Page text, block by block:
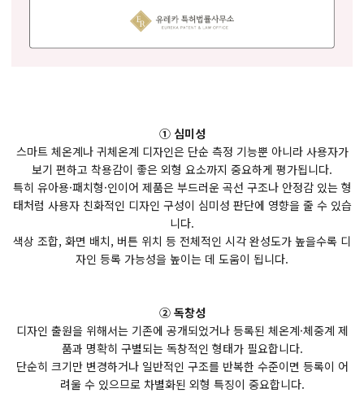
① 심미성
스마트 체온계나 귀체온계 디자인은 단순 측정 기능뿐 아니라 사용자가
보기 편하고 착용감이 좋은 외형 요소까지 중요하게 평가됩니다.
특히 유아용·패치형·인이어 제품은 부드러운 곡선 구조나 안정감 있는 형
태처럼 사용자 친화적인 디자인 구성이 심미성 판단에 영향을 줄 수 있습
니다.
색상 조합, 화면 배치, 버튼 위치 등 전체적인 시각 완성도가 높을수록 디
자인 등록 가능성을 높이는 데 도움이 됩니다.
② 독창성
디자인 출원을 위해서는 기존에 공개되었거나 등록된 체온계·체중계 제
품과 명확히 구별되는 독창적인 형태가 필요합니다.
단순히 크기만 변경하거나 일반적인 구조를 반복한 수준이면 등록이 어
려울 수 있으므로 차별화된 외형 특징이 중요합니다.